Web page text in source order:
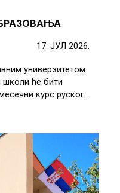
17. ЈУЛ 2026.
универзитетом
ће бити
курс руског...